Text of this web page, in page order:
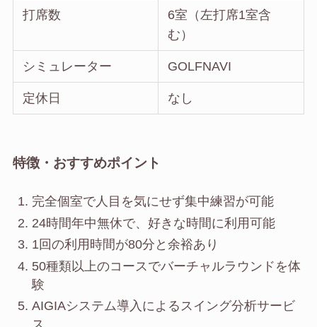
打席数
6室（左打席1室含
む）
シミュレーター GOLFNAVI
定休日 なし
特徴・おすすめポイント
完全個室で人目を気にせず集中練習が可能
24時間年中無休で、好きな時間に利用可能
1回の利用時間が80分と余裕あり
50種類以上のコースでバーチャルラウンドを体
験
AIGIAシステム導入によるスイング分析サービ